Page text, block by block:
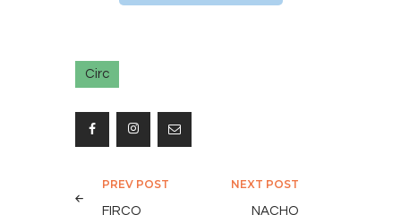
Circ
Navegació
PREV POST
FIRCO
NEXT POST
NACHO